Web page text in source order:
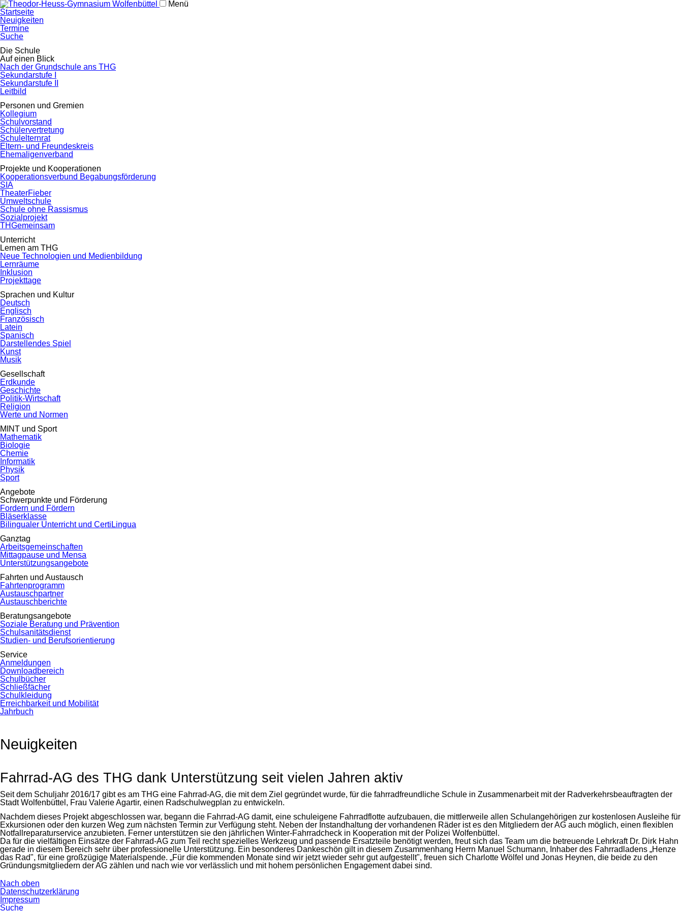
Menü
Navigation
überspringen
Startseite
Neuigkeiten
Termine
Suche
Navigation
überspringen
Die Schule
Auf einen Blick
Nach der Grundschule ans THG
Sekundarstufe I
Sekundarstufe II
Leitbild
Personen und Gremien
Kollegium
Schulvorstand
Schülervertretung
Schulelternrat
Eltern- und Freundeskreis
Ehemaligenverband
Projekte und Kooperationen
Kooperationsverbund Begabungsförderung
SIA
TheaterFieber
Umweltschule
Schule ohne Rassismus
Sozialprojekt
THGemeinsam
Unterricht
Lernen am THG
Neue Technologien und Medienbildung
Lernräume
Inklusion
Projekttage
Sprachen und Kultur
Deutsch
Englisch
Französisch
Latein
Spanisch
Darstellendes Spiel
Kunst
Musik
Gesellschaft
Erdkunde
Geschichte
Politik-Wirtschaft
Religion
Werte und Normen
MINT und Sport
Mathematik
Biologie
Chemie
Informatik
Physik
Sport
Angebote
Schwerpunkte und Förderung
Fordern und Fördern
Bläserklasse
Bilingualer Unterricht und CertiLingua
Ganztag
Arbeitsgemeinschaften
Mittagpause und Mensa
Unterstützungsangebote
Fahrten und Austausch
Fahrtenprogramm
Austauschpartner
Austauschberichte
Beratungsangebote
Soziale Beratung und Prävention
Schulsanitätsdienst
Studien- und Berufsorientierung
Service
Anmeldungen
Downloadbereich
Schulbücher
Schließfächer
Schulkleidung
Erreichbarkeit und Mobilität
Jahrbuch
Neuigkeiten
Fahrrad-AG des THG dank Unterstützung seit vielen Jahren aktiv
Seit dem Schuljahr 2016/17 gibt es am THG eine Fahrrad-AG, die mit dem Ziel gegründet wurde, für die fahrradfreundliche Schule in Zusammenarbeit mit der Radverkehrsbeauftragten der
Stadt Wolfenbüttel, Frau Valerie Agartir, einen Radschulwegplan zu entwickeln.
Nachdem dieses Projekt abgeschlossen war, begann die Fahrrad-AG damit, eine schuleigene Fahrradflotte aufzubauen, die mittlerweile allen Schulangehörigen zur kostenlosen Ausleihe für
Exkursionen oder den kurzen Weg zum nächsten Termin zur Verfügung steht. Neben der Instandhaltung der vorhandenen Räder ist es den Mitgliedern der AG auch möglich, einen flexiblen
Notfallreparaturservice anzubieten. Ferner unterstützen sie den jährlichen Winter-Fahrradcheck in Kooperation mit der Polizei Wolfenbüttel.
Da für die vielfältigen Einsätze der Fahrrad-AG zum Teil recht spezielles Werkzeug und passende Ersatzteile benötigt werden, freut sich das Team um die betreuende Lehrkraft Dr. Dirk Hahn
gerade in diesem Bereich sehr über professionelle Unterstützung. Ein besonderes Dankeschön gilt in diesem Zusammenhang Herrn Manuel Schumann, Inhaber des Fahrradladens „Henze
das Rad", für eine großzügige Materialspende. „Für die kommenden Monate sind wir jetzt wieder sehr gut aufgestellt", freuen sich Charlotte Wölfel und Jonas Heynen, die beide zu den
Gründungsmitgliedern der AG zählen und nach wie vor verlässlich und mit hohem persönlichen Engagement dabei sind.
Nach oben
Navigation
überspringen
Datenschutzerklärung
Impressum
Suche